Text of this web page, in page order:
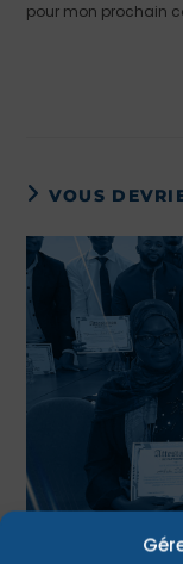
pour mon prochain
VOUS
PRATIQUE